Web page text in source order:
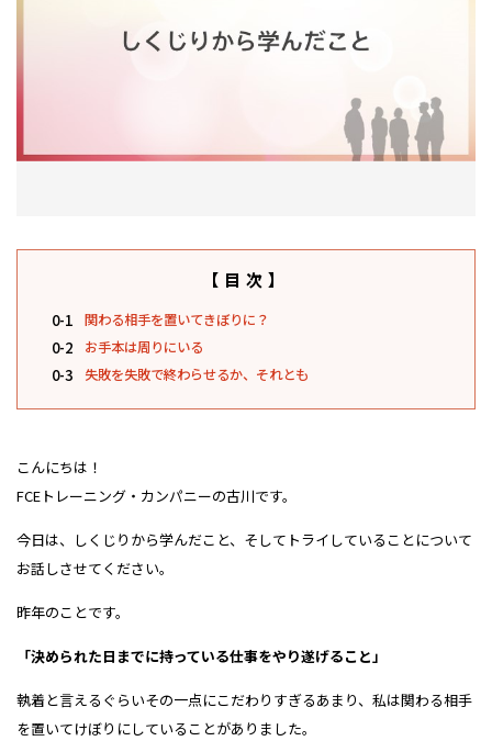
【目次】
0-1 関わる相手を置いてきぼりに？
0-2 お手本は周りにいる
0-3 失敗を失敗で終わらせるか、それとも
こんにちは！
FCEトレーニング・カンパニーの古川です。
今日は、しくじりから学んだこと、そしてトライしていることについて
お話しさせてください。
昨年のことです。
「決められた日までに持っている仕事をやり遂げること」
執着と言えるぐらいその一点にこだわりすぎるあまり、私は関わる相手
を置いてけぼりにしていることがありました。